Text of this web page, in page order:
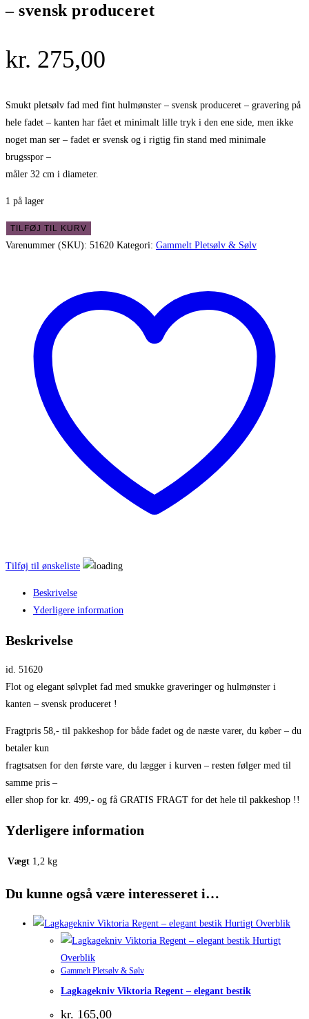
– svensk produceret
kr. 275,00
Smukt pletsølv fad med fint hulmønster – svensk produceret – gravering på
hele fadet – kanten har fået et minimalt lille tryk i den ene side, men ikke
noget man ser – fadet er svensk og i rigtig fin stand med minimale
brugsspor –
måler 32 cm i diameter.
1 på lager
Smukt
pletsølv
produceret
TILFØJ TIL KURV
Varenummer (SKU): 51620 Kategori: Gammelt Pletsølv & Sølv
Tilføj til ønskeliste
Beskrivelse
Yderligere information
Beskrivelse
id. 51620
Flot og elegant sølvplet fad med smukke graveringer og hulmønster i
kanten – svensk produceret !
Fragtpris 58,- til pakkeshop for både fadet og de næste varer, du køber – du
betaler kun
fragtsatsen for den første vare, du lægger i kurven – resten følger med til
samme pris –
eller shop for kr. 499,- og få GRATIS FRAGT for det hele til pakkeshop !!
Yderligere information
Vægt 1,2 kg
Du kunne også være interesseret i…
Hurtigt Overblik
Hurtigt
Overblik
Gammelt Pletsølv & Sølv
Lagkagekniv Viktoria Regent – elegant bestik
kr. 165,00